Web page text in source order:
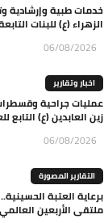
خدمات طبية وإرشادية
الزهراء (ع) للبنات
06/08/2026
اخبار وتقارير
عمليات جراحية
زين العابدين (ع) التابع
06/08/2026
التقارير المصورة
برعاية العتبة
ملتقى الأربعين